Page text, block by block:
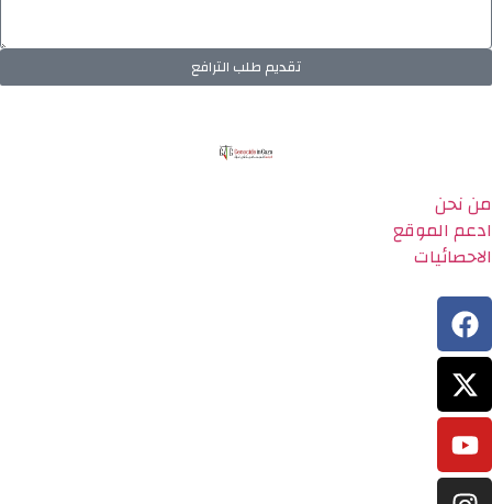
تقديم طلب الترافع
من نحن
ادعم الموقع
الاحصائيات